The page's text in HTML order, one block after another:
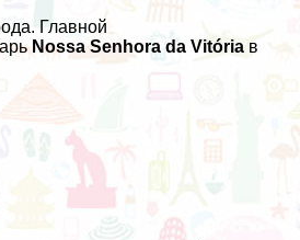
Главной
Nossa Senhora da Vitória в